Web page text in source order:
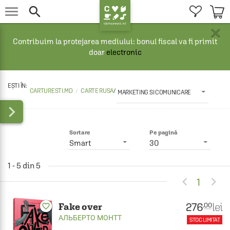
 
×
Contribuim la protejarea mediului: bonul fiscal va fi primit
doar electronic
CARTURESTI.MD CARTE RUSA/ MARKETING SI COMUNICARE

Pe pagină
30
Sortare
Smart
1 - 5 din 5
 1 
favorite_border Fake over
АЛЬБЕРТО МОНТТ
276.00 lei
STOC LIMITAT